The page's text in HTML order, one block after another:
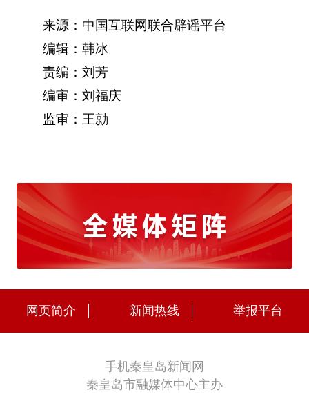
来源：中国互联网联合辟谣平台
编辑：韩冰
责编：刘芳
编审：刘福庆
监审：王勍
网页简介 新闻热线 举报平台
手机秦皇岛新闻网
秦皇岛市融媒体中心主办